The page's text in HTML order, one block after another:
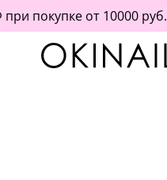
покупке от 10000 руб.